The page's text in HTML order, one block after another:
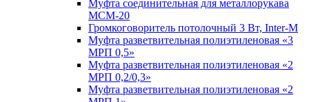
Муфта соединительная для металлорукава
МСМ-20
Громкоговоритель потолочный 3 Вт, Inter-M
Муфта разветвительная полиэтиленовая «3
МРП 0,5»
Муфта разветвительная полиэтиленовая «2
МРП 0,2/0,3»
Муфта разветвительная полиэтиленовая «2